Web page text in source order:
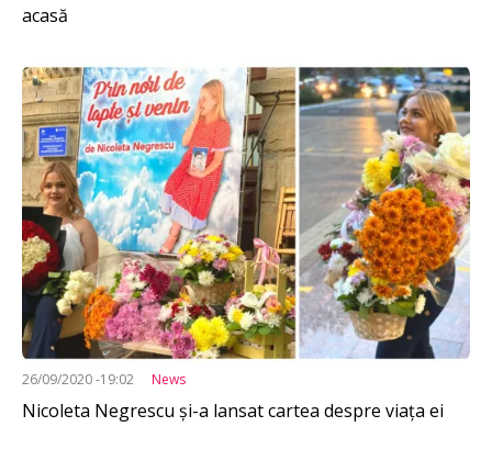
acasă
Imagine
26/09/2020 -19:02 News
Nicoleta Negrescu și-a lansat cartea despre viața ei